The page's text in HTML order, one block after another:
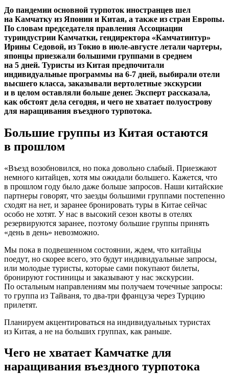
До пандемии основной турпоток иностранцев шел
на Камчатку из Японии и Китая, а также из стран Европы.
По словам председателя правления Ассоциации
туриндустрии Камчатки, гендиректора «Камчатинтур»
Ирины Седовой, из Токио в июле-августе летали чартеры,
японцы приезжали большими группами в среднем
на 5 дней. Туристы из Китая предпочитали
индивидуальные программы на 6-7 дней, выбирали отели
высшего класса, заказывали вертолетные экскурсии
и в целом оставляли больше денег. Эксперт рассказала,
как обстоят дела сегодня, и чего не хватает полуострову
для наращивания въездного турпотока.
Большие группы из Китая остаются
в прошлом
«Въезд возобновился, но пока довольно слабый. Приезжают
немного китайцев, хотя мы ожидали большего. Кажется, что
в прошлом году было даже больше запросов. Наши китайские
партнеры говорят, что заезды большими группами постепенно
сходят на нет, и заранее бронировать туры в Китае сейчас
особо не хотят. У нас в высокий сезон квоты в отелях
резервируются заранее, поэтому большие группы принять
«день в день» невозможно.
Мы пока в подвешенном состоянии, ждем, что китайцы
поедут, но скорее всего, это будут индивидуальные запросы,
или молодые туристы, которые сами покупают билеты,
бронируют гостиницы и заказывают у нас экскурсии.
По остальным направлениям мы получаем точечные запросы:
то группа из Тайваня, то два-три француза через Турцию
прилетят.
Планируем акцентироваться на индивидуальных туристах
из Китая, а не на больших группах, как раньше.
Чего не хватает Камчатке для
наращивания въездного турпотока